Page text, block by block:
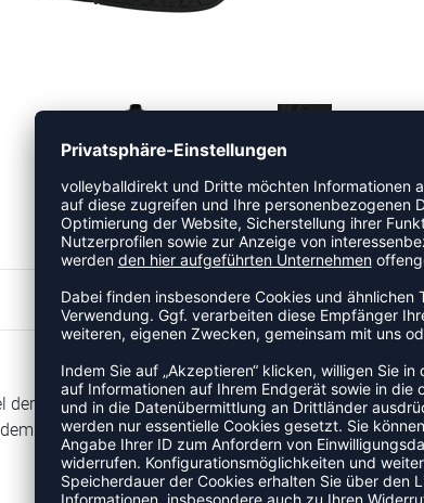
der Kategorie Laufjacke. Dieses Modell ist speziell für
Trikot oder der Trainingskleidung tragen. Das